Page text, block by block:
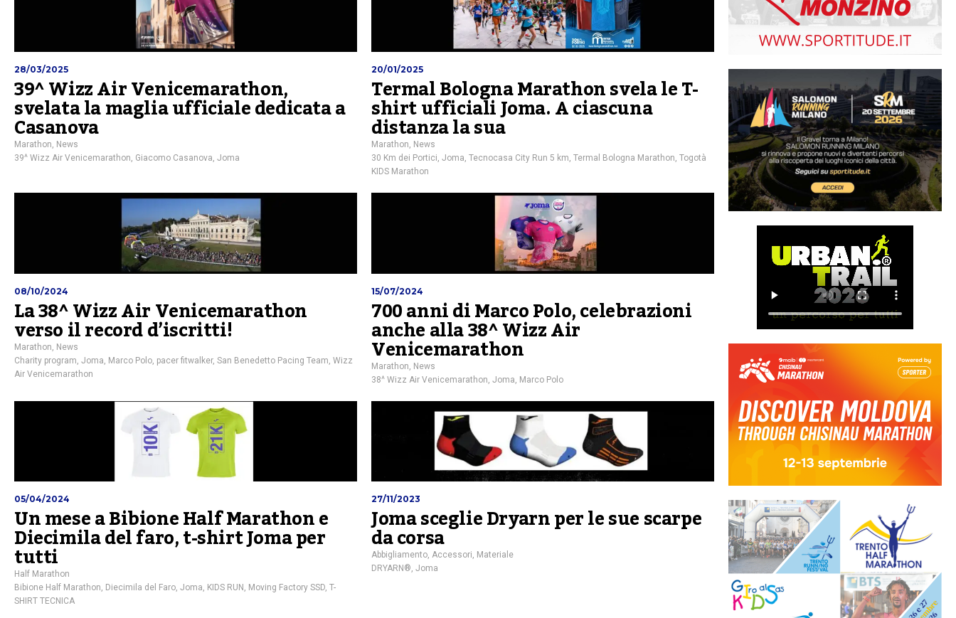
28/03/2025
39^ Wizz Air Venicemarathon,
svelata la maglia ufficiale dedicata a
Casanova
Marathon, News
39^ Wizz Air Venicemarathon, Giacomo Casanova, Joma
20/01/2025
Termal Bologna Marathon svela le T-
shirt ufficiali Joma. A ciascuna
distanza la sua
Marathon, News
30 Km dei Portici, Joma, Tecnocasa City Run 5 km, Termal Bologna Marathon, Togotà
KIDS Marathon
08/10/2024
La 38^ Wizz Air Venicemarathon
verso il record d’iscritti!
Marathon, News
Charity program, Joma, Marco Polo, pacer fitwalker, San Benedetto Pacing Team, Wizz
Air Venicemarathon
15/07/2024
700 anni di Marco Polo, celebrazioni
anche alla 38^ Wizz Air
Venicemarathon
Marathon, News
38^ Wizz Air Venicemarathon, Joma, Marco Polo
05/04/2024
Un mese a Bibione Half Marathon e
Diecimila del faro, t-shirt Joma per
tutti
Half Marathon
Bibione Half Marathon, Diecimila del Faro, Joma, KIDS RUN , Moving Factory SSD, T-
SHIRT TECNICA
27/11/2023
Joma sceglie Dryarn per le sue scarpe
da corsa
Abbigliamento, Accessori, Materiale
DRYARN®, Joma